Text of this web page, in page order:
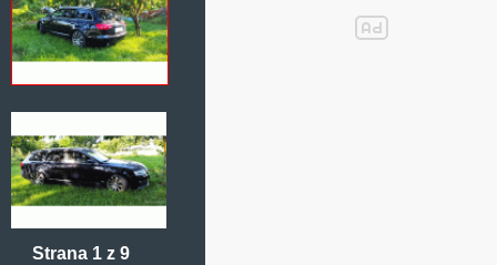
Strana 1 z 9